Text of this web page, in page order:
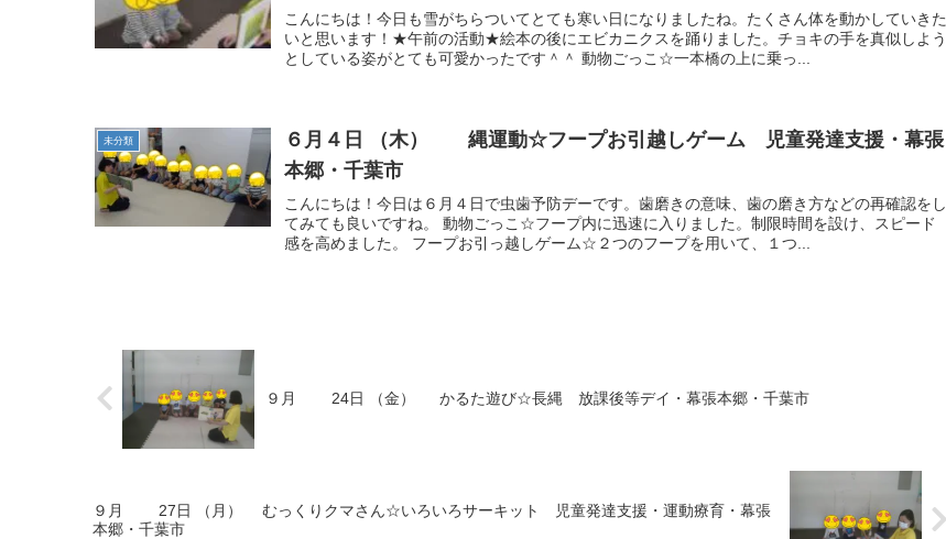
こんにちは！今日も雪がちらついてとても寒い日になりましたね。たくさん体を動かしていきた
いと思います！★午前の活動★絵本の後にエビカニクスを踊りました。チョキの手を真似しよう
としている姿がとても可愛かったです＾＾ 動物ごっこ☆一本橋の上に乗っ...
未分類
６月４日 （木） 縄運動☆フープお引越しゲーム 児童発達支援・幕張
本郷・千葉市
こんにちは！今日は６月４日で虫歯予防デーです。歯磨きの意味、歯の磨き方などの再確認をし
てみても良いですね。 動物ごっこ☆フープ内に迅速に入りました。制限時間を設け、スピード
感を高めました。 フープお引っ越しゲーム☆２つのフープを用いて、１つ...
９月 24日 （金） かるた遊び☆長縄 放課後等デイ・幕張本郷・千葉市
９月 27日 （月） むっくりクマさん☆いろいろサーキット 児童発達支援・運動療育・幕張
本郷・千葉市